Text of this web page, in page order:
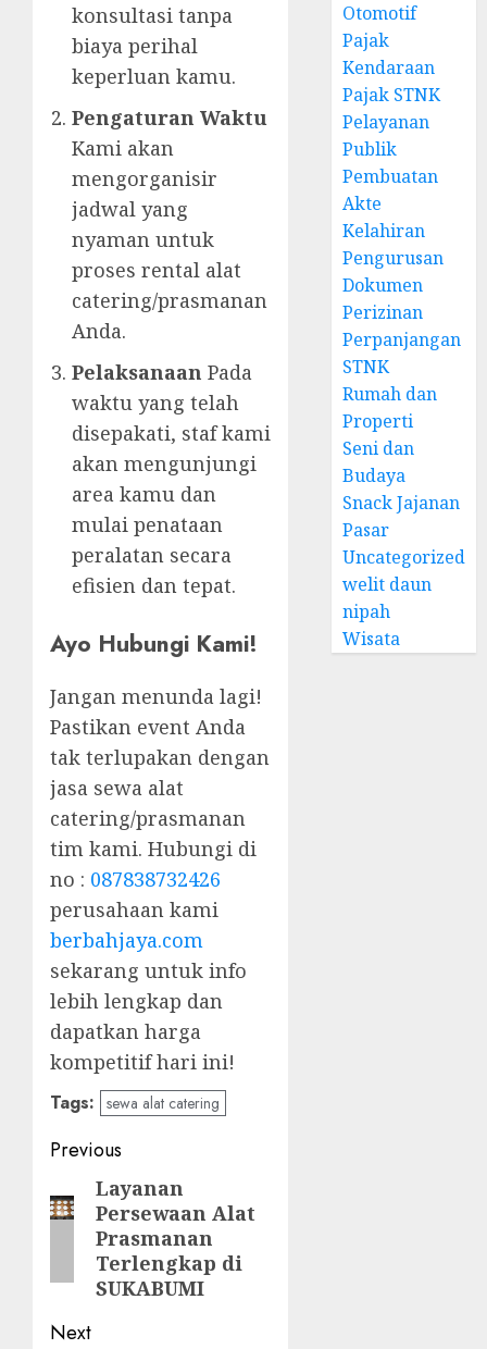
konsultasi tanpa
biaya perihal
keperluan kamu.
Pengaturan Waktu
Kami akan
mengorganisir
jadwal yang
nyaman untuk
proses rental alat
catering/prasmanan
Anda.
Pelaksanaan Pada
waktu yang telah
disepakati, staf kami
akan mengunjungi
area kamu dan
mulai penataan
peralatan secara
efisien dan tepat.
Ayo Hubungi Kami!
Jangan menunda lagi!
Pastikan event Anda
tak terlupakan dengan
jasa sewa alat
catering/prasmanan
tim kami. Hubungi di
no : 087838732426
perusahaan kami
berbahjaya.com
sekarang untuk info
lebih lengkap dan
dapatkan harga
kompetitif hari ini!
Tags: sewa alat catering
Post
navigation
Previous
Previous
post:
Layanan
Persewaan Alat
Prasmanan
Terlengkap di
SUKABUMI
Next
Otomotif
Pajak
Kendaraan
Pajak STNK
Pelayanan
Publik
Pembuatan
Akte
Kelahiran
Pengurusan
Dokumen
Perizinan
Perpanjangan
STNK
Rumah dan
Properti
Seni dan
Budaya
Snack Jajanan
Pasar
Uncategorized
welit daun
nipah
Wisata